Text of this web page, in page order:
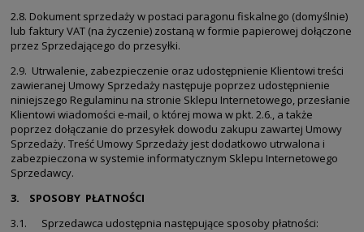
2.8. Dokument sprzedaży w postaci paragonu fiskalnego (domyślnie)
lub faktury VAT (na życzenie) zostaną w formie papierowej dołączone
przez Sprzedającego do przesyłki.
2.9. Utrwalenie, zabezpieczenie oraz udostępnienie Klientowi treści
zawieranej Umowy Sprzedaży następuje poprzez udostępnienie
niniejszego Regulaminu na stronie Sklepu Internetowego, przesłanie
Klientowi wiadomości e-mail, o której mowa w pkt. 2.6., a także
poprzez dołączanie do przesyłek dowodu zakupu zawartej Umowy
Sprzedaży. Treść Umowy Sprzedaży jest dodatkowo utrwalona i
zabezpieczona w systemie informatycznym Sklepu Internetowego
Sprzedawcy.
3. SPOSOBY PŁATNOŚCI
3.1. Sprzedawca udostępnia następujące sposoby płatności: